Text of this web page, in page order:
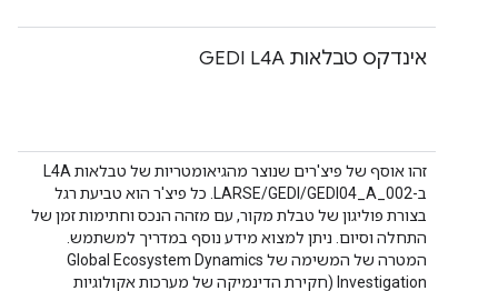
אינדקס טבלאות GEDI L4A
זהו אוסף של פיצ'רים שנוצר מהגיאומטריות של טבלאות L4A
ב-LARSE/GEDI/GEDI04_A_002. כל פיצ'ר הוא טביעת רגל
בצורת פוליגון של טבלת מקור, עם מזהה הנכס וחתימות זמן של
התחלה וסיום. ניתן למצוא מידע נוסף במדריך למשתמש.
המטרה של המשימה של Global Ecosystem Dynamics
Investigation (חקירת הדינמיקה של מערכות אקולוגיות